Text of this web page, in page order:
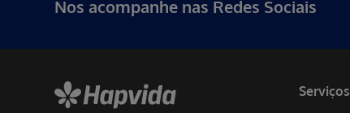
Nos acompanhe nas Redes Sociais
Serviços